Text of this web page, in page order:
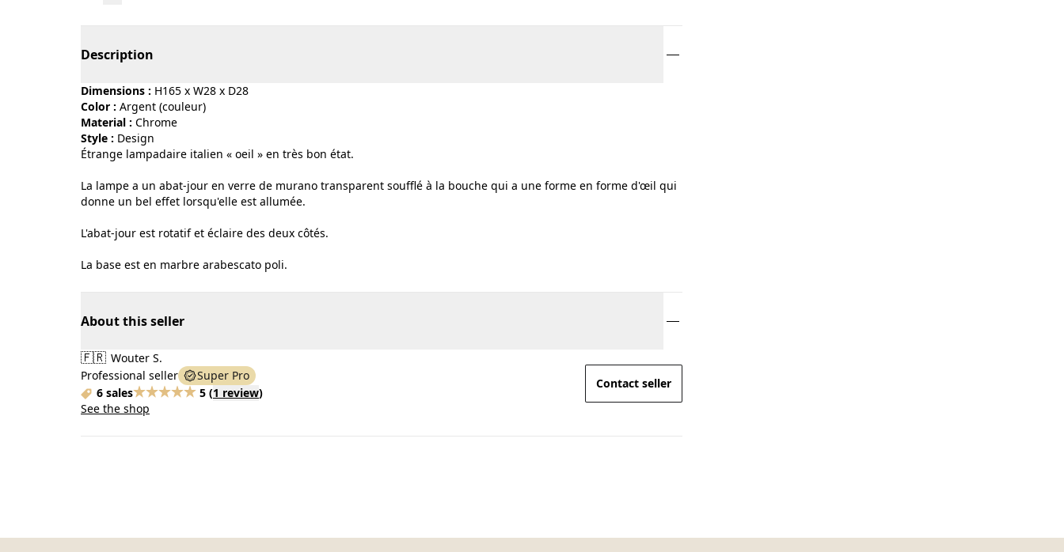
Description
Dimensions : H165 x W28 x D28
Color :
argent (couleur)
Material :
chrome
Style :
design
Étrange lampadaire italien « oeil » en très bon état.
La lampe a un abat-jour en verre de murano transparent soufflé à la bouche qui a une forme en forme d'œil qui
donne un bel effet lorsqu'elle est allumée.
L'abat-jour est rotatif et éclaire des deux côtés.
La base est en marbre arabescato poli.
About this seller
🇫🇷 Wouter S.
Professional seller
Super Pro
6 sales
5 (1 review)
See the shop
Contact seller